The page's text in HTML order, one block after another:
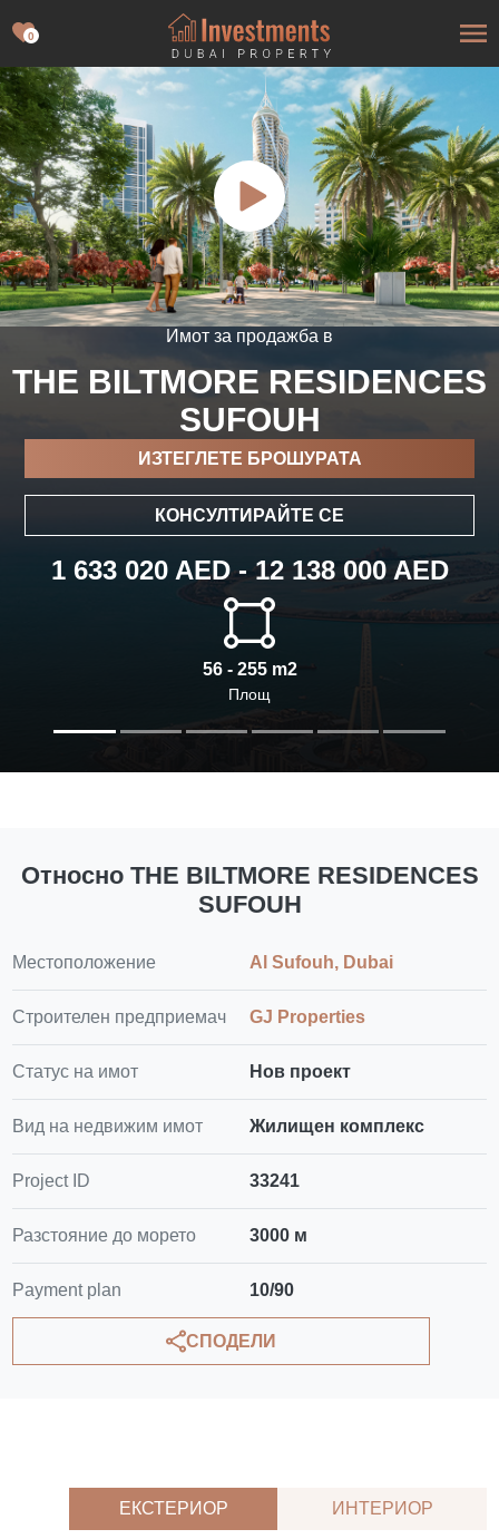
0
Имот за продажба в
THE BILTMORE RESIDENCES
SUFOUH
ИЗТЕГЛЕТЕ БРОШУРАТА
КОНСУЛТИРАЙТЕ СЕ
1 633 020 AED - 12 138 000 AED
56 - 255 m2
Площ
Относно THE BILTMORE RESIDENCES
SUFOUH
Местоположение Al Sufouh, Dubai
Строителен предприемач GJ Properties
Статус на имот Нов проект
Вид на недвижим имот Жилищен комплекс
Project ID 33241
Разстояние до морето 3000 м
Payment plan 10/90
СПОДЕЛИ
ЕКСТЕРИОР ИНТЕРИОР